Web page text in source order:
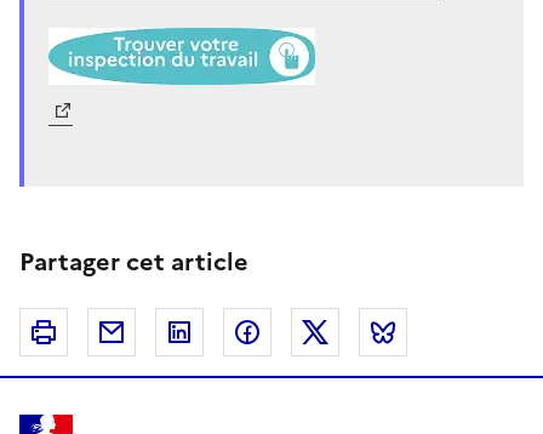
Partager cet article
Imprimer Courriel Linkedin FacebookTwitter